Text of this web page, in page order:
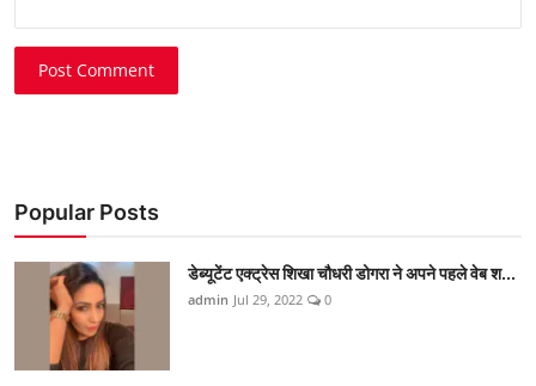
Post Comment
Popular Posts
डेब्यूटेंट एक्ट्रेस शिखा चौधरी डोगरा ने अपने पहले वेब श...
admin Jul 29, 2022 0